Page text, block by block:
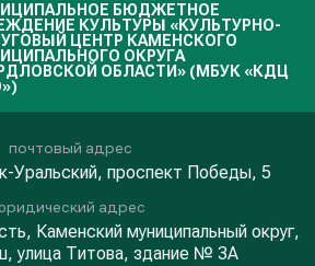
БЮДЖЕТНОЕ
КУЛЬТУРЫ «КУЛЬТУРНО-
ЦЕНТР КАМЕНСКОГО
ОКРУГА
ОБЛАСТИ» (МБУК «КДЦ
почтовый адрес
Уральский, проспект Победы, 5
адрес
Каменский муниципальный округ,
улица Титова, здание № 3А